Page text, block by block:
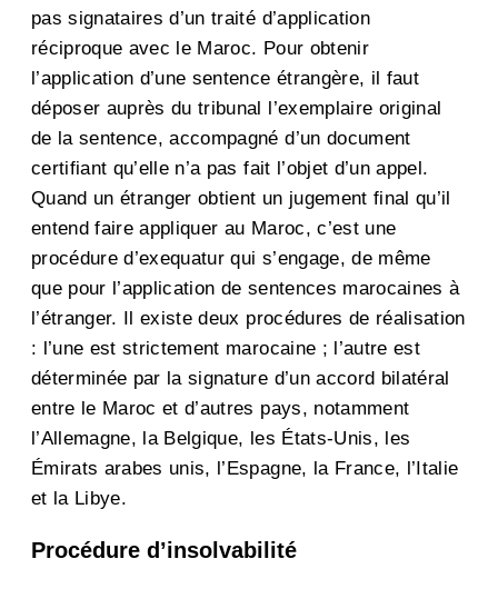
pas signataires d’un traité d’application
réciproque avec le Maroc. Pour obtenir
l’application d’une sentence étrangère, il faut
déposer auprès du tribunal l’exemplaire original
de la sentence, accompagné d’un document
certifiant qu’elle n’a pas fait l’objet d’un appel.
Quand un étranger obtient un jugement final qu’il
entend faire appliquer au Maroc, c’est une
procédure d’exequatur qui s’engage, de même
que pour l’application de sentences marocaines à
l’étranger. Il existe deux procédures de réalisation
: l’une est strictement marocaine ; l’autre est
déterminée par la signature d’un accord bilatéral
entre le Maroc et d’autres pays, notamment
l’Allemagne, la Belgique, les États-Unis, les
Émirats arabes unis, l’Espagne, la France, l’Italie
et la Libye.
Procédure d’insolvabilité